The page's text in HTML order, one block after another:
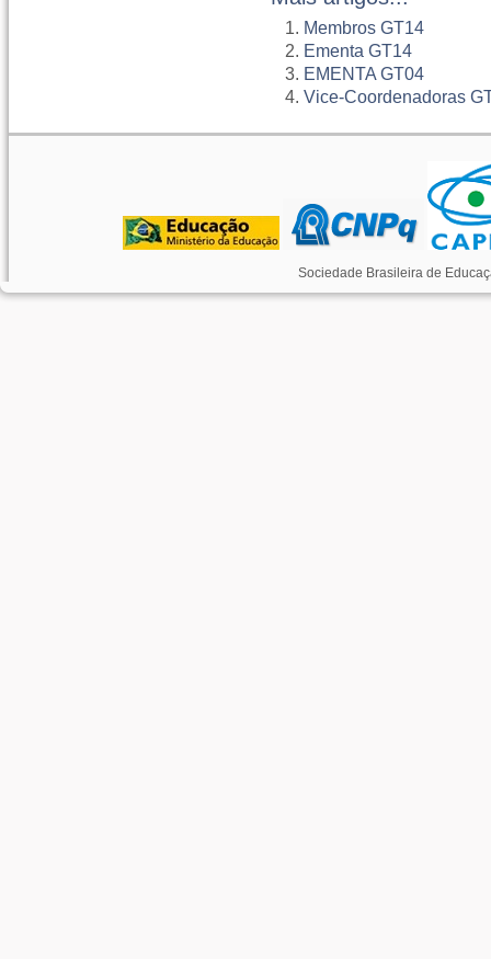
Membros GT14
Ementa GT14
EMENTA GT04
Vice-Coordenadoras
Sociedade Brasileira de